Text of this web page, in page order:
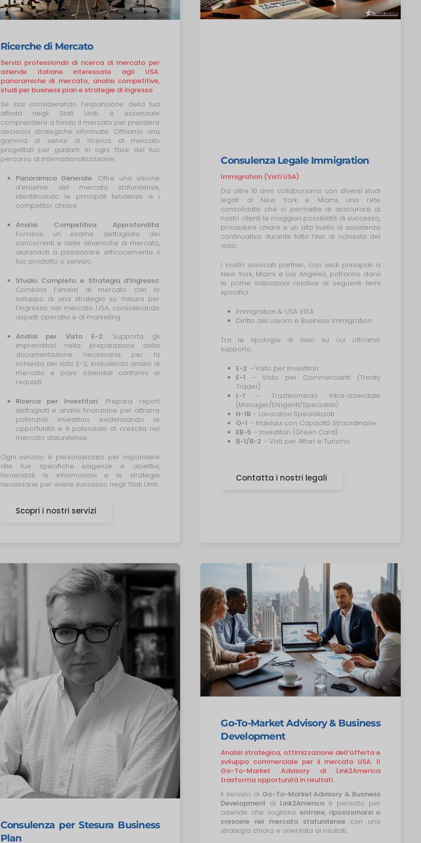
Ricerche di Mercato
Servizi professionali di ricerca di mercato per
aziende italiane interessate agli USA:
panoramiche di mercato, analisi competitive,
studi per business plan e strategie di ingresso
Se stai considerando l’espansione della tua
attività negli Stati Uniti, è essenziale
comprendere a fondo il mercato per prendere
decisioni strategiche informate. Offriamo una
gamma di servizi di ricerca di mercato
progettati per guidarti in ogni fase del tuo
percorso di internazionalizzazione:
Panoramica Generale: Offre una visione
d’insieme del mercato statunitense,
identificando le principali tendenze e i
competitor chiave.
Analisi Competitiva Approfondita:
Fornisce un esame dettagliato dei
concorrenti e delle dinamiche di mercato,
aiutandoti a posizionare efficacemente il
tuo prodotto o servizio.
Studio Completo e Strategia d’Ingresso:
Combina l’analisi di mercato con lo
sviluppo di una strategia su misura per
l’ingresso nel mercato USA, considerando
aspetti operativi e di marketing.
Analisi per Visto E-2: Supporta gli
imprenditori nella preparazione della
documentazione necessaria per la
richiesta del visto E-2, includendo analisi di
mercato e piani aziendali conformi ai
requisiti.
Ricerca per Investitori: Prepara report
dettagliati e analisi finanziarie per attrarre
potenziali investitori, evidenziando le
opportunità e il potenziale di crescita nel
mercato statunitense.
Ogni servizio è personalizzato per rispondere
alle tue specifiche esigenze e obiettivi,
fornendoti le informazioni e le strategie
necessarie per avere successo negli Stati Uniti.
Scopri i nostri servizi
Consulenza Legale Immigration
Immigration (Visti USA)
Da oltre 10 anni collaboriamo con diversi studi
legali di New York e Miami, una rete
consolidata che ci permette di assicurare ai
nostri clienti le maggiori possibilità di successo,
procedure chiare e un alto livello di assistenza
continuativa durante tutto l’iter di richiesta del
visto.
I nostri avvocati partner, con sedi principali a
New York, Miami e Los Angeles, potranno darvi
le prime indicazioni relative ai seguenti temi
specifici:
Immigration & USA VISA
Diritto del Lavoro e Business Immigration
Tra le tipologie di visto su cui offriamo
supporto:
E-2 – Visto per Investitori
E-1 – Visto per Commercianti (Treaty
Trader)
L-1 – Trasferimento Intra-aziendale
(Manager/Dirigenti/Specialisti)
H-1B – Lavoratori Specializzati
O-1 – Individui con Capacità Straordinarie
EB-5 – Investitori (Green Card)
B-1/B-2 – Visti per Affari e Turismo
Contatta i nostri legali
Consulenza per Stesura Business
Plan
Go-To-Market Advisory & Business
Development
Analisi strategica, ottimizzazione dell’offerta e
sviluppo commerciale per il mercato USA. Il
Go-To-Market Advisory di Link2America
trasforma opportunità in risultati.
Il servizio di Go-To-Market Advisory & Business
Development di Link2America è pensato per
aziende che vogliono entrare, riposizionarsi o
crescere nel mercato statunitensecon una
strategia chiara e orientata ai risultati.